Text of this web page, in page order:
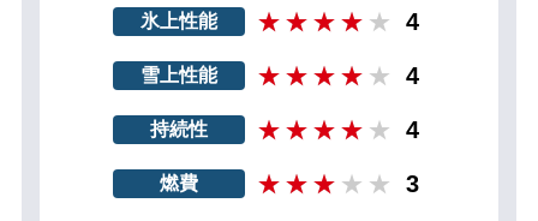
氷上性能 4
雪上性能 4
持続性 4
燃費 3